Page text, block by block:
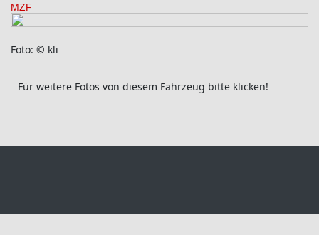
MZF
Foto: © kli
Für weitere Fotos von diesem Fahrzeug bitte klicken!